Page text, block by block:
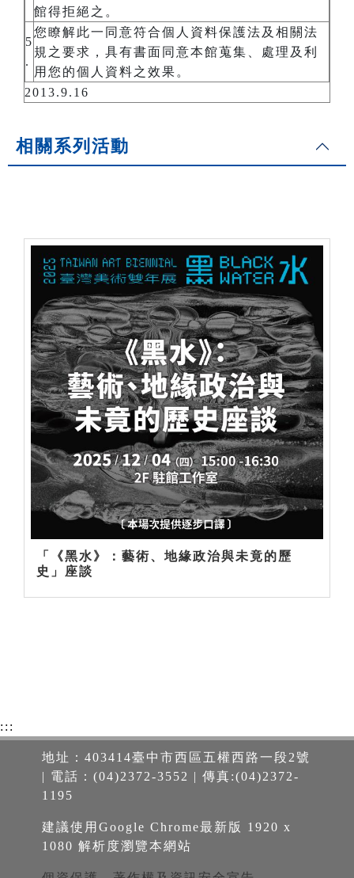
館得拒絕之。
5
.
您瞭解此一同意符合個人資料保護法及相關法
規之要求，具有書面同意本館蒐集、處理及利
用您的個人資料之效果。
2013.9.16
相關系列活動
「《黑水》：藝術、地緣政治與未竟的歷
史」座談
:::
地址：403414臺中市西區五權西路一段2號
| 電話：(04)2372-3552 | 傳真:(04)2372-
1195
建議使用Google Chrome最新版 1920 x
1080 解析度瀏覽本網站